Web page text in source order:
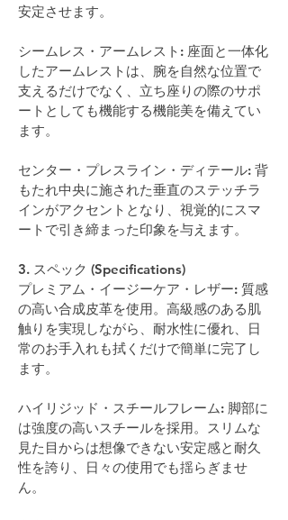
安定させます。
シームレス・アームレスト: 座面と一体化
したアームレストは、腕を自然な位置で
支えるだけでなく、立ち座りの際のサポ
ートとしても機能する機能美を備えてい
ます。
センター・プレスライン・ディテール: 背
もたれ中央に施された垂直のステッチラ
インがアクセントとなり、視覚的にスマ
ートで引き締まった印象を与えます。
3. スペック (Specifications)
プレミアム・イージーケア・レザー: 質感
の高い合成皮革を使用。高級感のある肌
触りを実現しながら、耐水性に優れ、日
常のお手入れも拭くだけで簡単に完了し
ます。
ハイリジッド・スチールフレーム: 脚部に
は強度の高いスチールを採用。スリムな
見た目からは想像できない安定感と耐久
性を誇り、日々の使用でも揺らぎませ
ん。